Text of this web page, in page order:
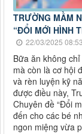
TRƯỜNG MẦM
“ĐỔI MỚI HÌNH
22/03/2025
Bữa ăn không
mà còn là cơ hội
và rèn luyện kỹ
được điều này,
Chuyên đề “Đổi
đến cho các bé
ngon miệng vừa